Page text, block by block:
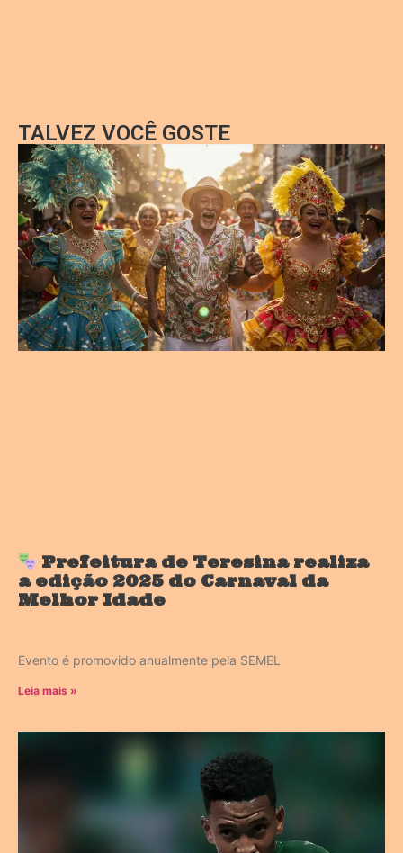
TALVEZ VOCÊ GOSTE
Prefeitura de Teresina realiza
a edição 2025 do Carnaval da
Melhor Idade
Evento é promovido anualmente pela SEMEL
Leia mais »